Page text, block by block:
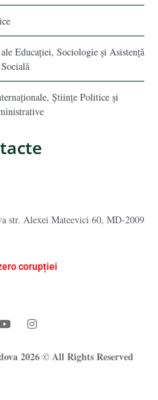
Educaţiei, Sociologie și Asistență
Socială
Ştiinţe Politice şi
str. Alexei Mateevici 60, MD-2009
corupției
2026 © All Rights Reserved